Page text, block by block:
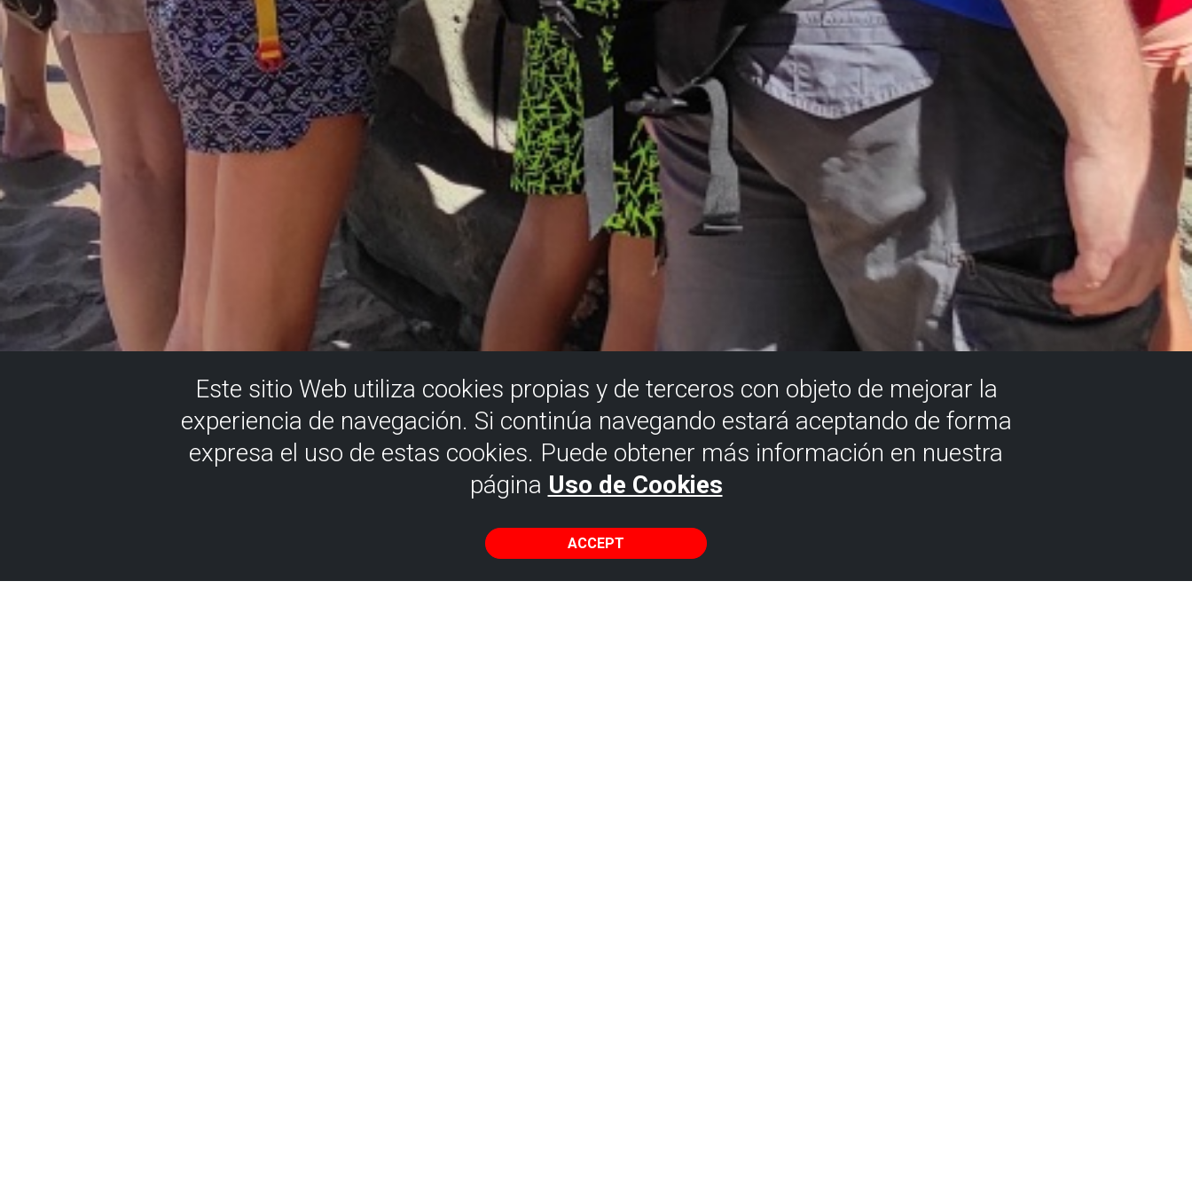
Este sitio Web utiliza cookies propias y de terceros con objeto de mejorar la
experiencia de navegación. Si continúa navegando estará aceptando de forma
expresa el uso de estas cookies. Puede obtener más información en nuestra
página Uso de Cookies
ACCEPT